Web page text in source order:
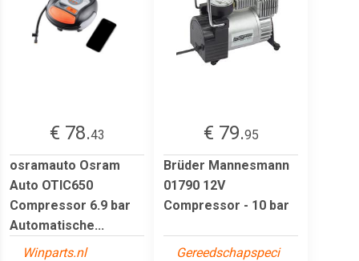
€ 78.43
osramauto Osram
Auto OTIC650
Compressor 6.9 bar
Automatische...
Winparts.nl
€ 79.95
Brüder Mannesmann
01790 12V
Compressor - 10 bar
Gereedschapspeci